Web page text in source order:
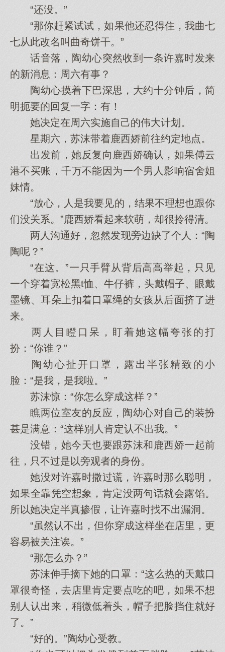
“还没。”
“那你赶紧试试，如果他还忍得住，我曲七
七从此改名叫曲奇饼干。”
话音落，陶幼心突然收到一条许嘉时发来
的新消息：周六有事？
陶幼心摸着下巴深思，大约十分钟后，简
明扼要的回复一字：有！
她决定在周六实施自己的伟大计划。
星期六，苏沫带着鹿西娇前往约定地点。
出发前，她反复向鹿西娇确认，如果傅云
港不买账，千万不能因为一个男人影响宿舍姐
妹情。
“放心，人是我要见的，结果不理想也跟你
们没关系。”鹿西娇看起来软萌，却很拎得清。
两人沟通好，忽然发现旁边缺了个人：“陶
陶呢？”
“在这。”一只手臂从背后高高举起，只见
一个穿着宽松黑t恤、牛仔裤，头戴帽子、眼戴
墨镜、耳朵上扣着口罩绳的女孩从后面挤了进
来。
两人目瞪口呆，盯着她这幅夸张的打
扮：“你谁？”
陶幼心扯开口罩，露出半张精致的小
脸：“是我，是我啦。”
苏沫惊：“你怎么穿成这样？”
瞧两位室友的反应，陶幼心对自己的装扮
甚是满意：“这样别人肯定认不出我。”
没错，她今天也要跟苏沫和鹿西娇一起前
往，只不过是以旁观者的身份。
她没对许嘉时撒过谎，许嘉时那么聪明，
如果全靠凭空想象，肯定没两句话就会露馅。
所以她决定半真掺假，让许嘉时找不出漏洞。
“虽然认不出，但你穿成这样坐在店里，更
容易被关注诶。”
“那怎么办？”
苏沫伸手摘下她的口罩：“这么热的天戴口
罩很奇怪，去店里肯定要点吃的吧，如果不想
别人认出来，稍微低着头，帽子把脸挡住就好
了。”
“好的。”陶幼心受教。